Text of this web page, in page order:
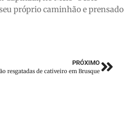
próprio caminhão e prensado
PRÓXIMO
resgatadas de cativeiro em Brusque